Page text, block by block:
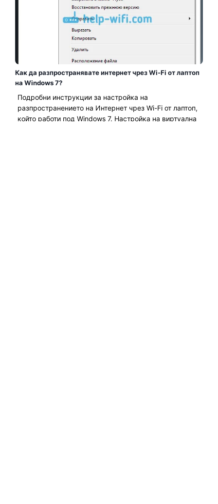
Как да разпространявате интернет чрез Wi-Fi от лаптоп
на Windows 7?
Подробни инструкции за настройка на
разпространението на Интернет чрез Wi-Fi от лаптоп,
който работи под Windows 7. Настройка на виртуална